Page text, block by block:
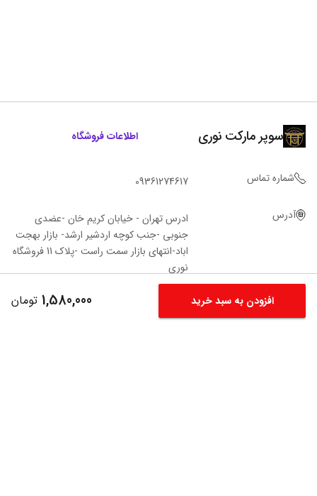
افزودن به سبد خرید 1,580,000 تومان
سوپر مارکت نوری اطلاعات فروشگاه
شماره تماس 09361274617
آدرس
ادرس تهران - خیابان کریم خان -عضدی
جنوبی -جنب کوچه اردشیر ارشد- بازار بهجت
اباد-انتهای بازار سمت راست -پلاک 11 فروشگاه‌
نوری